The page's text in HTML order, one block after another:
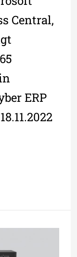
Central,
ERP